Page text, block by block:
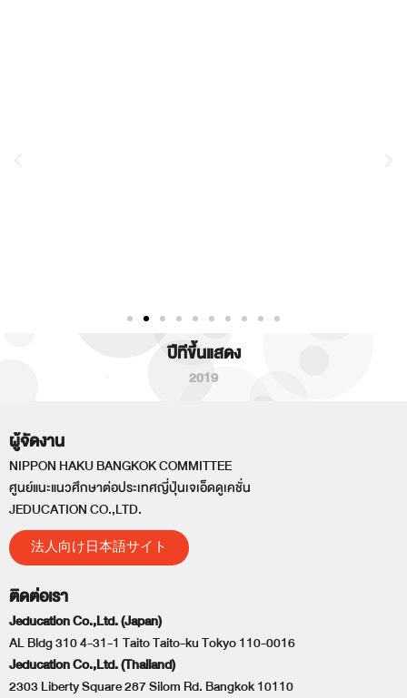
ปีทีขึ้นแสดง
2019
ผู้จัดงาน
NIPPON HAKU BANGKOK COMMITTEE
ศูนย์แนะแนวศึกษาต่อประเทศญี่ปุ่นเจเอ็ดดูเคชั่น
JEDUCATION CO.,LTD.
法人向け日本語サイト
ติดต่อเรา
Jeducation Co.,Ltd. (Japan)
AL Bldg 310 4-31-1 Taito Taito-ku Tokyo 110-0016
Jeducation Co.,Ltd. (Thailand)
2303 Liberty Square 287 Silom Rd. Bangkok 10110